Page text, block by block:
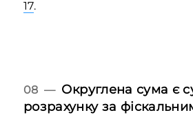
17.
08 — Округлена сума є
розрахунку за